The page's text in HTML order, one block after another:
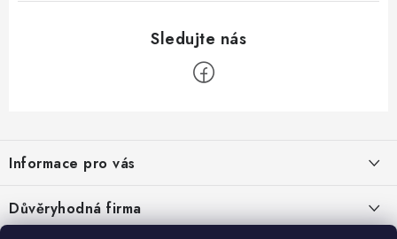
p
a
t
Informace pro vás
Velkoobchod
Důvěryhodná firma